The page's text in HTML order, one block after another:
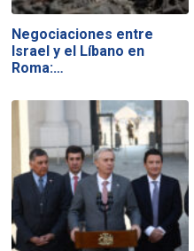
Negociaciones entre
Israel y el Líbano en
Roma:…